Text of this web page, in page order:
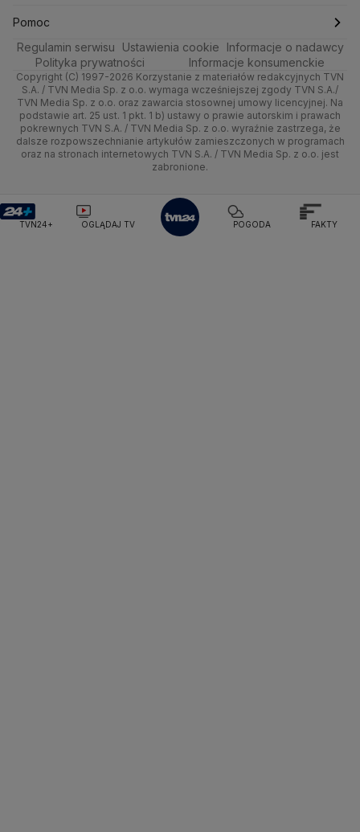
Pogoda Lubartów
Pogoda GąskiPogoda PłońskPogoda Rawicz
Pogoda Łeba Pogoda Puck
Pogoda Chorzów
Pogoda KartuzyPogoda WołominPogoda Kluczbork
Pogoda RadomskoPogoda BochniaPogoda Brodnica
Pogoda Krynica MorskaPogoda Kutno
Pogoda GnieznoPogoda Jelenia Góra
Pogoda Tarnowskie Góry
Pogoda Krynica-Zdrój
Pogoda Szklarska Poręba
Pogoda Suwałki Pogoda Radom
Podróże
Smog
Ciekawostki
Quizy
Trójmiasto
Wrocław
Kielce
Kujawsko-pomorskie
Lublin
Olsztyn
Rynki
Dla firm
Handel
Ze świata
Tech
Dla seniora
Skoki Narciarskie
Sporty zimowe
Lekkoatletyka
Siatkówka
F1
Świat
Polityka
Zdrowie
Tech
Nauka
Gorące Tematy
Wyślij zgłoszenie
TVN
Dzień Dobry TVN
Uwaga TVN
HGTV
TVN Turbo
TVN7
Pomoc
Centrum pomocy
Test zgodności
Oglądaj na TV
Zrealizuj voucher
Regulamin serwisu Ustawienia cookie
Informacje o nadawcy
Polityka prywatności
Informacje konsumenckie
Copyright (C) 1997-2026 Korzystanie z materiałów redakcyjnych TVN
S.A. / TVN Media Sp. z o.o. wymaga wcześniejszej zgody TVN S.A./
TVN Media Sp. z o.o. oraz zawarcia stosownej umowy licencyjnej. Na
podstawie art. 25 ust. 1 pkt. 1 b) ustawy o prawie autorskim i prawach
pokrewnych TVN S.A. / TVN Media Sp. z o.o. wyraźnie zastrzega, że
dalsze rozpowszechnianie artykułów zamieszczonych w programach
oraz na stronach internetowych TVN S.A. / TVN Media Sp. z o.o. jest
zabronione.
TVN24+ OGLĄDAJ TV POGODA FAKTY